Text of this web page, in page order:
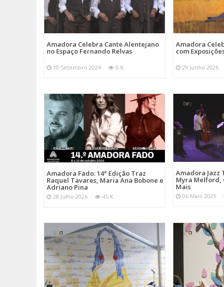
Amadora Celebra Cante Alentejano
no Espaço Fernando Relvas
10 Setembro 2024 0 K
Amadora
com
29 Junho 2026
Amadora Fado: 14ª Edição Traz
Raquel Tavares, Maria Ana Bobone e
Adriano Pina
28 Julho 2026 45 K
Amadora Jazz
Myra Melford,
Mais
06 Maio 2025